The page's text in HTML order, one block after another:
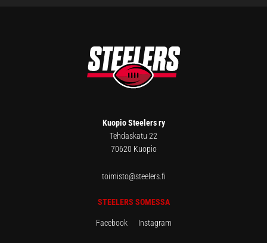
Kuopio Steelers ry
Tehdaskatu 22
70620 Kuopio
toimisto@steelers.fi
STEELERS SOMESSA
Facebook Instagram